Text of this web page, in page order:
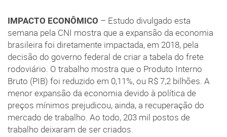
IMPACTO ECONÔMICO – Estudo divulgado esta
semana pela CNI mostra que a expansão da economia
brasileira foi diretamente impactada, em 2018, pela
decisão do governo federal de criar a tabela do frete
rodoviário. O trabalho mostra que o Produto Interno
Bruto (PIB) foi reduzido em 0,11%, ou R$ 7,2 bilhões. A
menor expansão da economia devido à política de
preços mínimos prejudicou, ainda, a recuperação do
mercado de trabalho. Ao todo, 203 mil postos de
trabalho deixaram de ser criados.